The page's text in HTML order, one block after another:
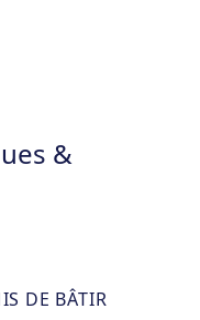
&
DE BÂTIR